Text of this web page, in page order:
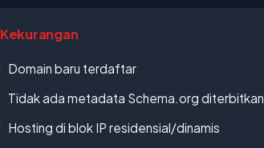
Kekurangan
Domain baru terdaftar
Tidak ada metadata Schema.org diterbitkan
Hosting di blok IP residensial/dinamis